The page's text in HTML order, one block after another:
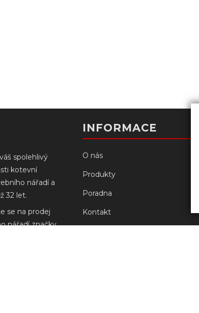
spolehlivý
kotevní
nářadí a
32 let.
se na prodej
nářadí značky
INFORMACE
O nás
Produkty
Poradna
Kontakt